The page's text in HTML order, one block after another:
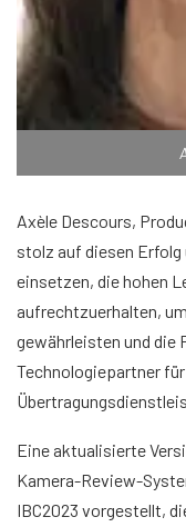
Axèle Descours,
stolz auf diesen
einsetzen, die hohen
aufrechtzuerhalten,
gewährleisten und die
Technologiepartner für
Eine aktualisierte
Kamera-Review-
IBC2023 vorgestellt,